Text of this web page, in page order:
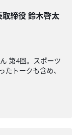
締役 鈴木啓太
第4回。スポーツ
トークも含め、